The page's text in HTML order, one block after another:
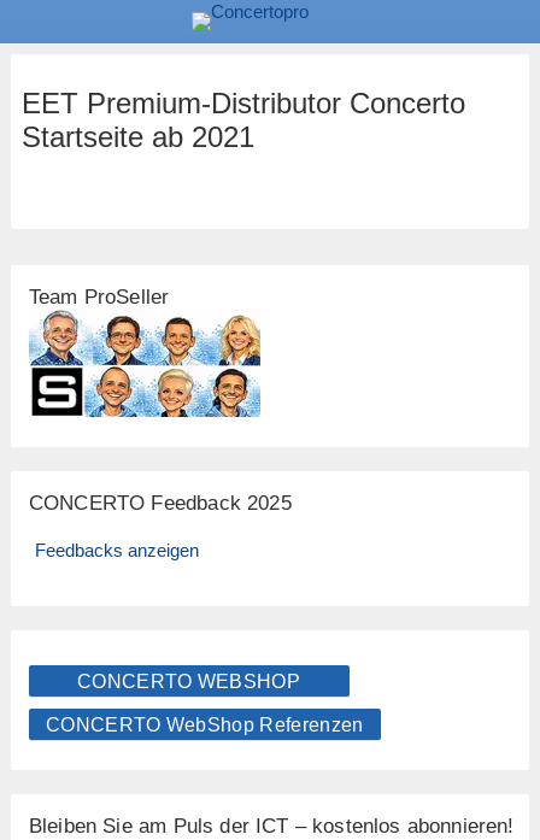
EET Premium-Distributor Concerto
Startseite ab 2021
Team ProSeller
CONCERTO Feedback 2025
Feedbacks anzeigen
CONCERTO WEBSHOP
CONCERTO WebShop Referenzen
Bleiben Sie am Puls der ICT – kostenlos abonnieren!